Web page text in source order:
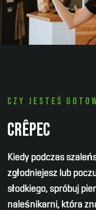
Czy jesteś
Crêpec
Kiedy podczas
zgłodniejesz lub
słodkiego, spróbuj
naleśnikarni, która